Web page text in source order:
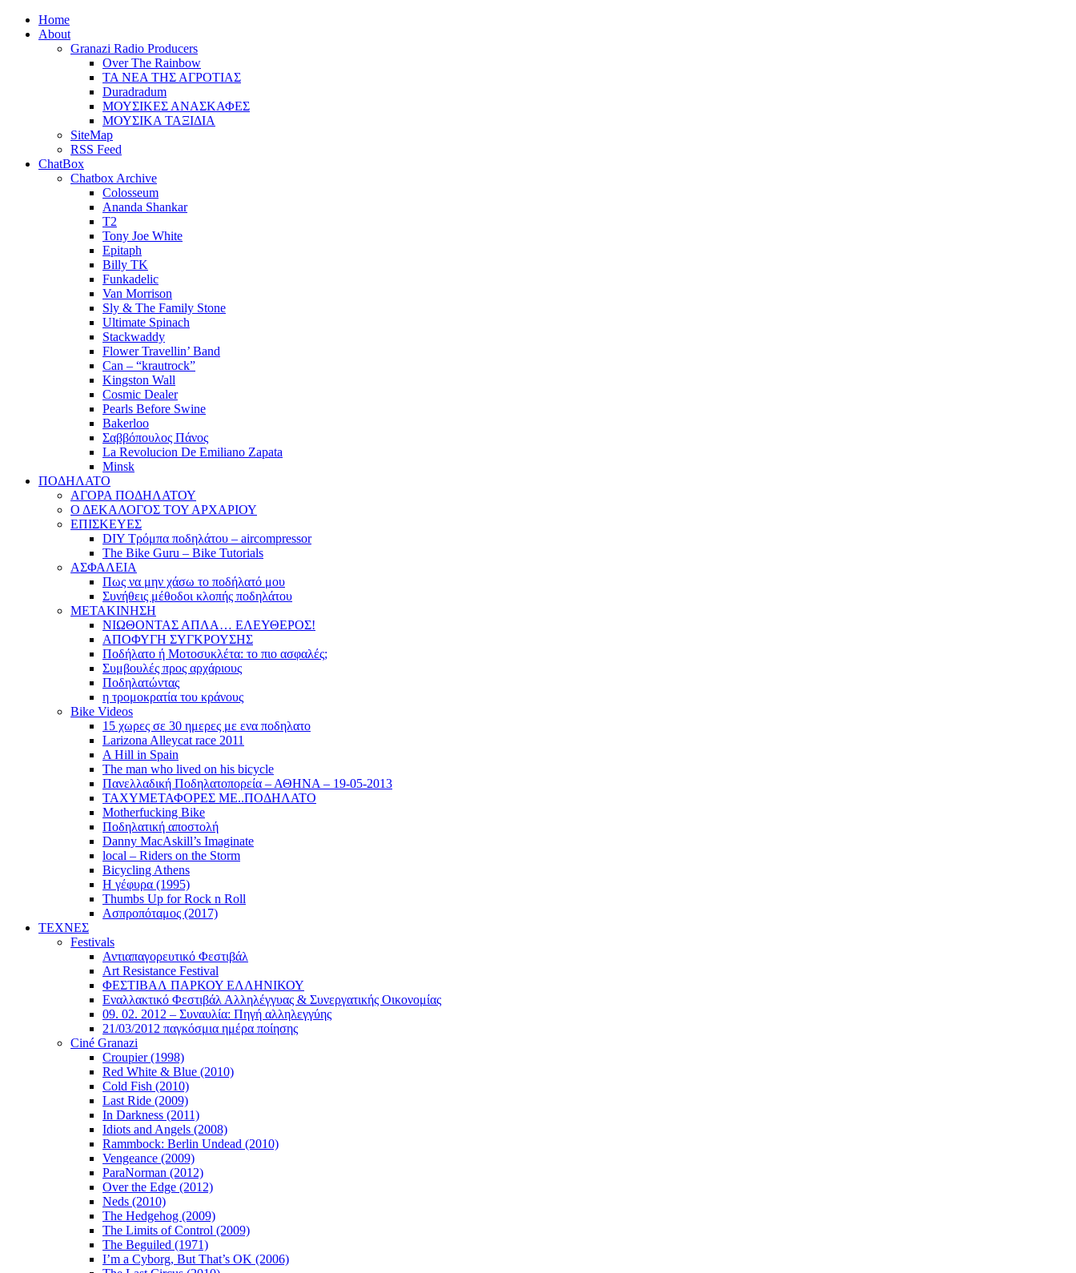
Home
About
Granazi Radio Producers
Over The Rainbow
ΤΑ ΝΕΑ ΤΗΣ ΑΓΡΟΤΙΑΣ
Duradradum
ΜΟΥΣΙΚΕΣ ΑΝΑΣΚΑΦΕΣ
ΜΟΥΣΙΚΑ ΤΑΞΙΔΙΑ
SiteMap
RSS Feed
ChatBox
Chatbox Archive
Colosseum
Ananda Shankar
T2
Tony Joe White
Epitaph
Billy TK
Funkadelic
Van Morrison
Sly & The Family Stone
Ultimate Spinach
Stackwaddy
Flower Travellin’ Band
Can – “krautrock”
Kingston Wall
Cosmic Dealer
Pearls Before Swine
Bakerloo
Σαββόπουλος Πάνος
La Revolucion De Emiliano Zapata
Minsk
ΠΟΔΗΛΑΤΟ
ΑΓΟΡΑ ΠΟΔΗΛΑΤΟΥ
Ο ΔΕΚΑΛΟΓΟΣ ΤΟΥ ΑΡΧΑΡΙΟΥ
ΕΠΙΣΚΕΥΕΣ
DIY Τρόμπα ποδηλάτου – aircompressor
The Bike Guru – Bike Tutorials
ΑΣΦΑΛΕΙΑ
Πως να μην χάσω το ποδήλατό μου
Συνήθεις μέθοδοι κλοπής ποδηλάτου
ΜΕΤΑΚΙΝΗΣΗ
ΝΙΩΘΟΝΤΑΣ ΑΠΛΑ… ΕΛΕΥΘΕΡΟΣ!
ΑΠΟΦΥΓΗ ΣΥΓΚΡΟΥΣΗΣ
Ποδήλατο ή Μοτοσυκλέτα: το πιο ασφαλές;
Συμβουλές προς αρχάριους
Ποδηλατώντας
η τρομοκρατία του κράνους
Bike Videos
15 χωρες σε 30 ημερες με ενα ποδηλατο
Larizona Alleycat race 2011
A Hill in Spain
The man who lived on his bicycle
Πανελλαδική Ποδηλατοπορεία – ΑΘΗΝΑ – 19-05-2013
ΤΑΧΥΜΕΤΑΦΟΡΕΣ ΜΕ..ΠΟΔΗΛΑΤΟ
Motherfucking Bike
Ποδηλατική αποστολή
Danny MacAskill’s Imaginate
local – Riders on the Storm
Bicycling Athens
Η γέφυρα (1995)
Thumbs Up for Rock n Roll
Ασπροπόταμος (2017)
ΤΕΧΝΕΣ
Festivals
Αντιαπαγορευτικό Φεστιβάλ
Art Resistance Festival
ΦΕΣΤΙΒΑΛ ΠΑΡΚΟΥ ΕΛΛΗΝΙΚΟΥ
Εναλλακτικό Φεστιβάλ Αλληλέγγυας & Συνεργατικής Οικονομίας
09. 02. 2012 – Συναυλία: Πηγή αλληλεγγύης
21/03/2012 παγκόσμια ημέρα ποίησης
Ciné Granazi
Croupier (1998)
Red White & Blue (2010)
Cold Fish (2010)
Last Ride (2009)
In Darkness (2011)
Idiots and Angels (2008)
Rammbock: Berlin Undead (2010)
Vengeance (2009)
ParaNorman (2012)
Over the Edge (2012)
Neds (2010)
The Hedgehog (2009)
The Limits of Control (2009)
The Beguiled (1971)
I’m a Cyborg, But That’s OK (2006)